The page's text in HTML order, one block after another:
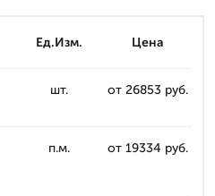
Ед.Изм. Цена
шт. от 26853 руб.
п.м. от 19334 руб.